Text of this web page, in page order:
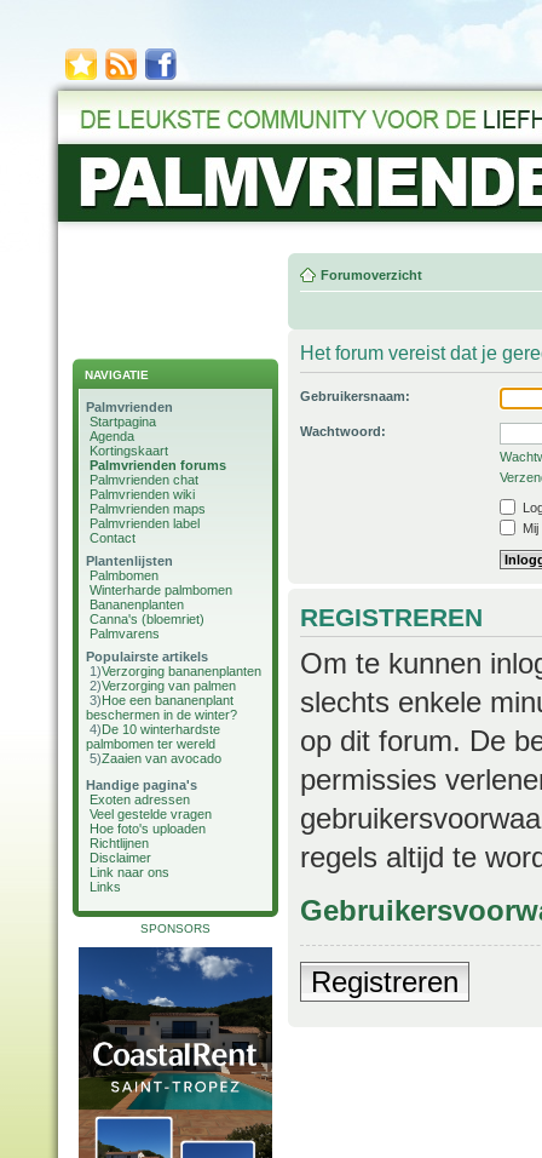
NAVIGATIE
Palmvrienden
Startpagina
Agenda
Kortingskaart
Palmvrienden forums
Palmvrienden chat
Palmvrienden wiki
Palmvrienden maps
Palmvrienden label
Contact
Plantenlijsten
Palmbomen
Winterharde palmbomen
Bananenplanten
Canna's (bloemriet)
Palmvarens
Populairste artikels
1)Verzorging bananenplanten
2)Verzorging van palmen
3)Hoe een bananenplant
beschermen in de winter?
4)De 10 winterhardste
palmbomen ter wereld
5)Zaaien van avocado
Handige pagina's
Exoten adressen
Veel gestelde vragen
Hoe foto's uploaden
Richtlijnen
Disclaimer
Link naar ons
Links
SPONSORS
Forumoverzicht
Het forum vereist dat je
Gebruikersnaam:
Wachtwoord:
REGISTREREN
Om te kunnen
slechts enkele
op dit forum. De
permissies
regels altijd te
Registreren